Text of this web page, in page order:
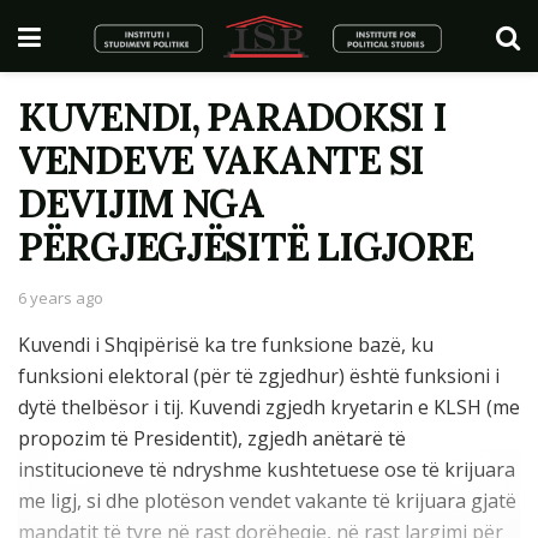
KUVENDI, PARADOKSI I
VENDEVE VAKANTE SI
DEVIJIM NGA
PËRGJEGJËSITË LIGJORE
6 years ago
Kuvendi i Shqipërisë ka tre funksione bazë, ku
funksioni elektoral (për të zgjedhur) është funksioni i
dytë thelbësor i tij. Kuvendi zgjedh kryetarin e KLSH (me
propozim të Presidentit), zgjedh anëtarë të
institucioneve të ndryshme kushtetuese ose të krijuara
me ligj, si dhe plotëson vendet vakante të krijuara gjatë
mandatit të tyre në rast dorëheqje, në rast largimi për